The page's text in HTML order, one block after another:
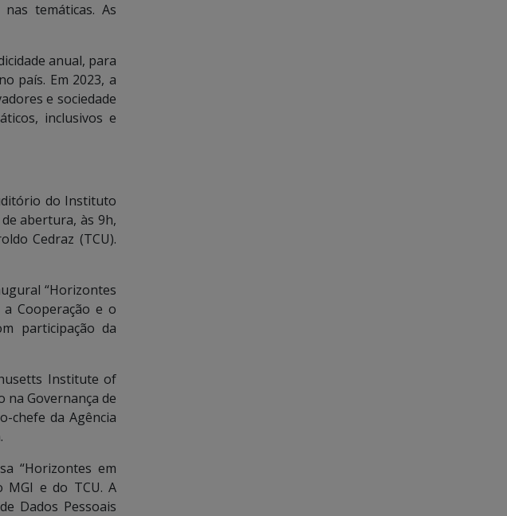
temáticas. As
anual, para
país. Em 2023, a
e sociedade
inclusivos e
do Instituto
abertura, às 9h,
Cedraz (TCU).
“Horizontes
Cooperação e o
participação da
Institute of
na Governança de
chefe da Agência
“Horizontes em
MGI e do TCU. A
Dados Pessoais